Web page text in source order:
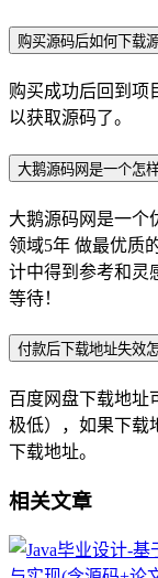
购买源码后如何下载
购买成功后回到项
以获取源码了。
大鹅源码网是一个怎
大鹅源码网是一个
领域5年 做最优质
计中得到参考和灵
等待！
付款后下载地址失效怎
百度网盘下载地址
极低），如果下载
下载地址。
相关文章